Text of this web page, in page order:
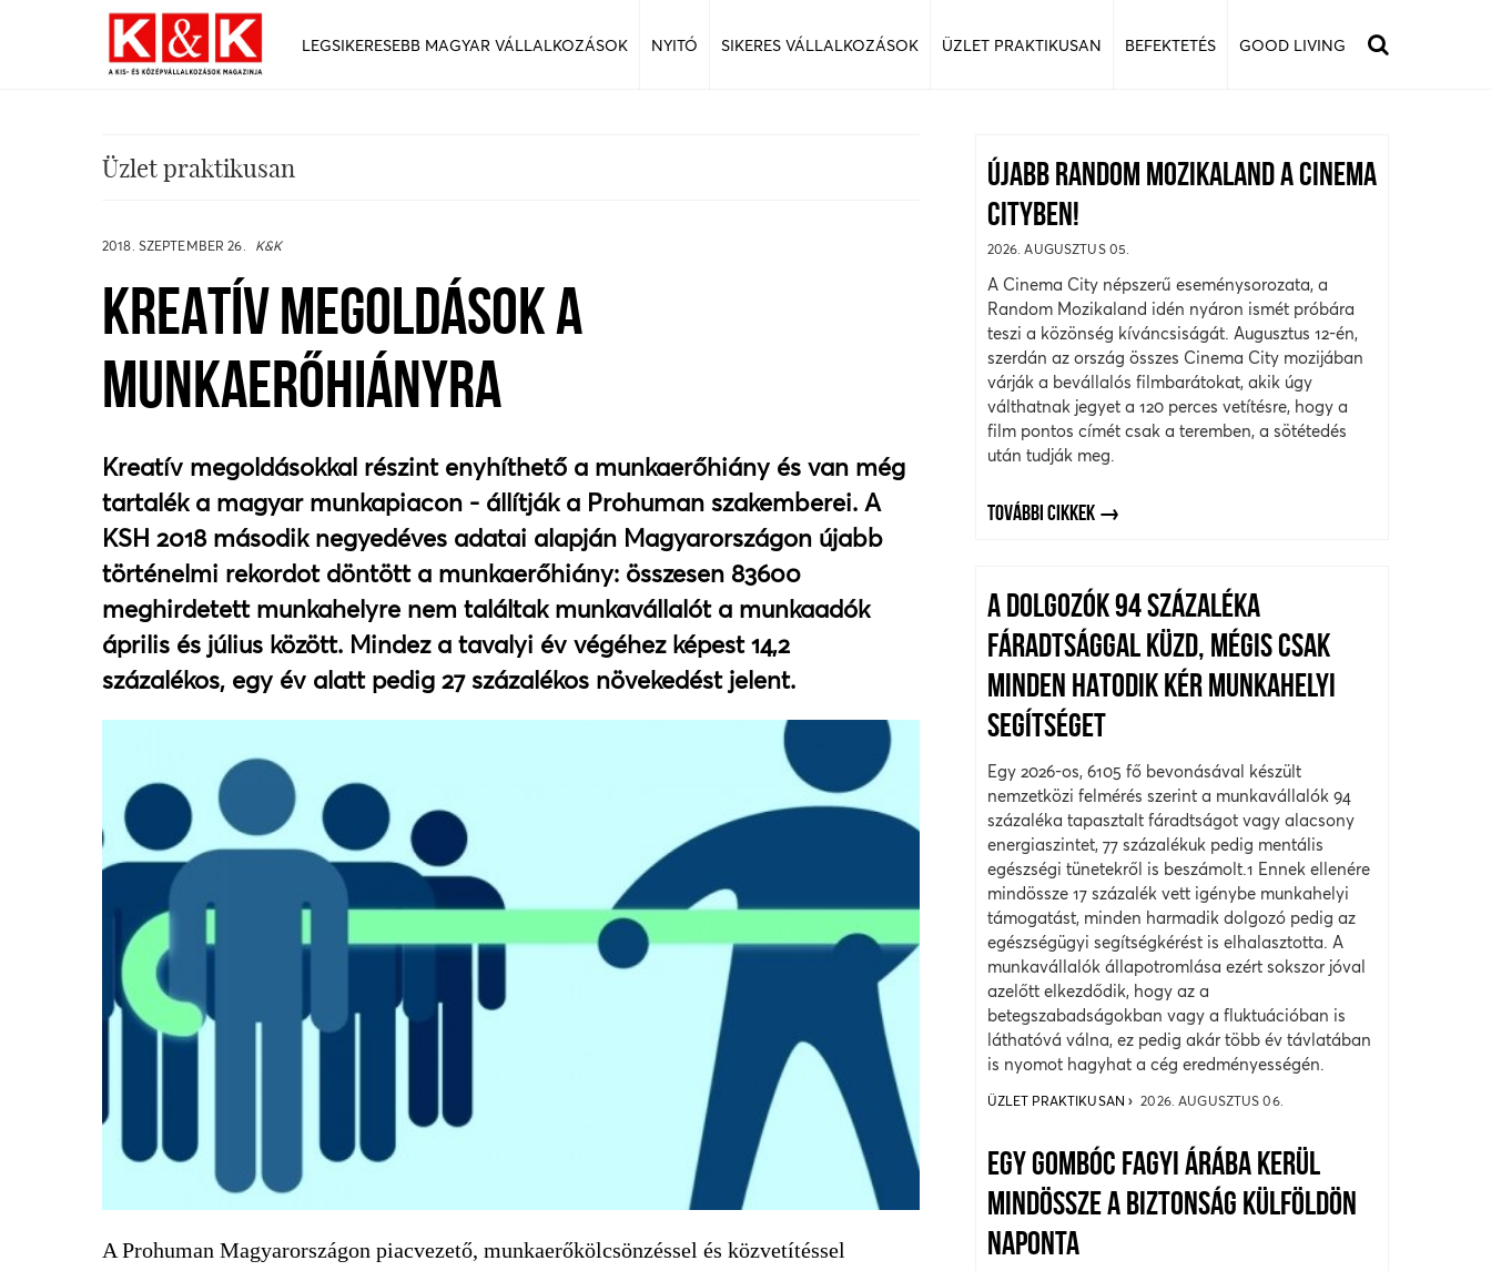
LEGSIKERESEBB MAGYAR VÁLLALKOZÁSOK NYITÓ SIKERES VÁLLALKOZÁSOK ÜZLET PRAKTIKUSAN BEFEKTETÉS GOOD LIVING
Üzlet praktikusan
2018. SZEPTEMBER 26. K&K
KREATÍV MEGOLDÁSOK A
MUNKAERŐHIÁNYRA
Kreatív megoldásokkal részint enyhíthető a munkaerőhiány és van még
tartalék a magyar munkapiacon - állítják a Prohuman szakemberei. A
KSH 2018 második negyedéves adatai alapján Magyarországon újabb
történelmi rekordot döntött a munkaerőhiány: összesen 83600
meghirdetett munkahelyre nem találtak munkavállalót a munkaadók
április és július között. Mindez a tavalyi év végéhez képest 14,2
százalékos, egy év alatt pedig 27 százalékos növekedést jelent.
A Prohuman Magyarországon piacvezető, munkaerőkölcsönzéssel és közvetítéssel
ÚJABB RANDOM MOZIKALAND A CINEMA
CITYBEN!
2026. AUGUSZTUS 05.
A Cinema City népszerű eseménysorozata, a
Random Mozikaland idén nyáron ismét próbára
teszi a közönség kíváncsiságát. Augusztus 12-én,
szerdán az ország összes Cinema City mozijában
várják a bevállalós filmbarátokat, akik úgy
válthatnak jegyet a 120 perces vetítésre, hogy a
film pontos címét csak a teremben, a sötétedés
után tudják meg.
TOVÁBBI CIKKEK
A DOLGOZÓK 94 SZÁZALÉKA
FÁRADTSÁGGAL KÜZD, MÉGIS CSAK
MINDEN HATODIK KÉR MUNKAHELYI
SEGÍTSÉGET
Egy 2026-os, 6105 fő bevonásával készült
nemzetközi felmérés szerint a munkavállalók 94
százaléka tapasztalt fáradtságot vagy alacsony
energiaszintet, 77 százalékuk pedig mentális
egészségi tünetekről is beszámolt.1 Ennek ellenére
mindössze 17 százalék vett igénybe munkahelyi
támogatást, minden harmadik dolgozó pedig az
egészségügyi segítségkérést is elhalasztotta. A
munkavállalók állapotromlása ezért sokszor jóval
azelőtt elkezdődik, hogy az a
betegszabadságokban vagy a fluktuációban is
láthatóvá válna, ez pedig akár több év távlatában
is nyomot hagyhat a cég eredményességén.
ÜZLET PRAKTIKUSAN 2026. AUGUSZTUS 06.
EGY GOMBÓC FAGYI ÁRÁBA KERÜL
MINDÖSSZE A BIZTONSÁG KÜLFÖLDÖN
NAPONTA